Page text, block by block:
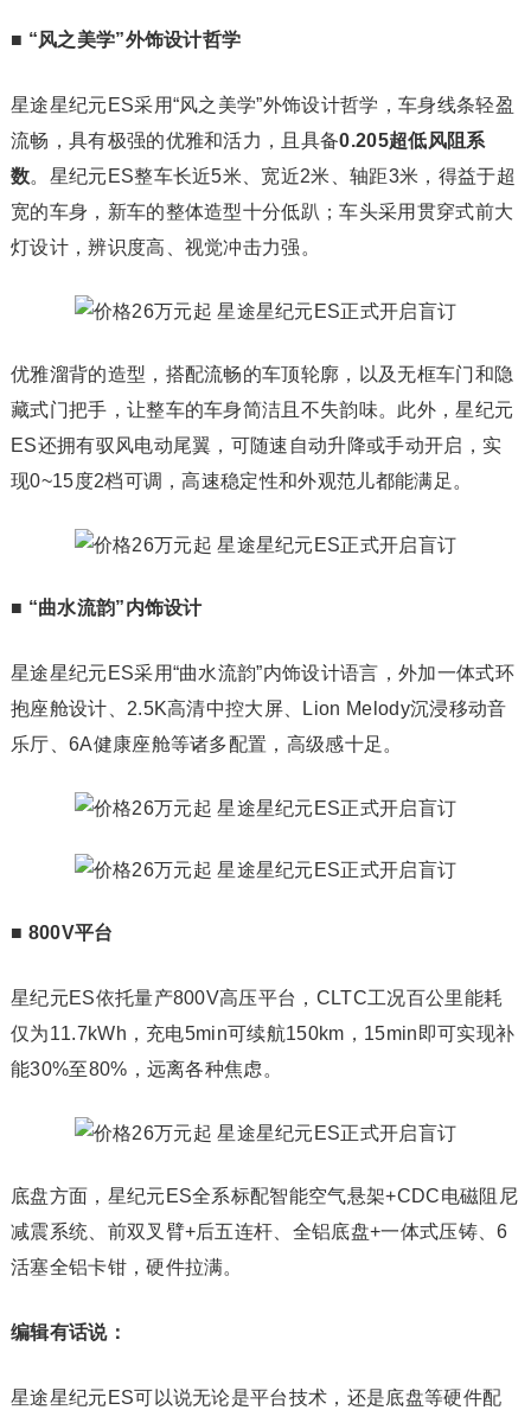
■ “风之美学”外饰设计哲学
星途星纪元ES采用“风之美学”外饰设计哲学，车身线条轻盈
流畅，具有极强的优雅和活力，且具备0.205超低风阻系
数。星纪元ES整车长近5米、宽近2米、轴距3米，得益于超
宽的车身，新车的整体造型十分低趴；车头采用贯穿式前大
灯设计，辨识度高、视觉冲击力强。
优雅溜背的造型，搭配流畅的车顶轮廓，以及无框车门和隐
藏式门把手，让整车的车身简洁且不失韵味。此外，星纪元
ES还拥有驭风电动尾翼，可随速自动升降或手动开启，实
现0~15度2档可调，高速稳定性和外观范儿都能满足。
■ “曲水流韵”内饰设计
星途星纪元ES采用“曲水流韵”内饰设计语言，外加一体式环
抱座舱设计、2.5K高清中控大屏、Lion Melody沉浸移动音
乐厅、6A健康座舱等诸多配置，高级感十足。
■ 800V平台
星纪元ES依托量产800V高压平台，CLTC工况百公里能耗
仅为11.7kWh，充电5min可续航150km，15min即可实现补
能30%至80%，远离各种焦虑。
底盘方面，星纪元ES全系标配智能空气悬架+CDC电磁阻尼
减震系统、前双叉臂+后五连杆、全铝底盘+一体式压铸、6
活塞全铝卡钳，硬件拉满。
编辑有话说：
星途星纪元ES可以说无论是平台技术，还是底盘等硬件配